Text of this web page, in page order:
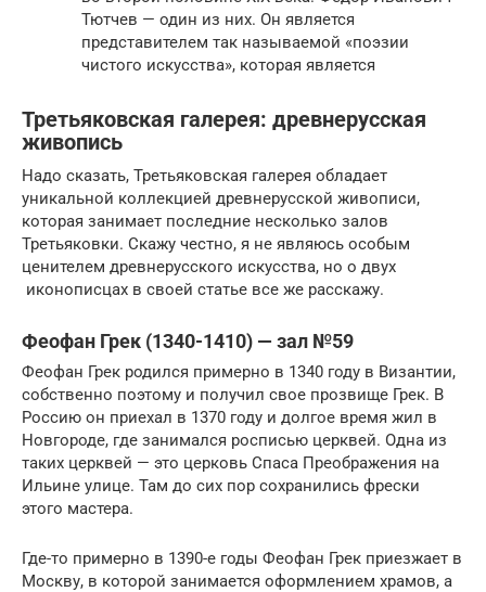
Тютчев — один из них. Он является
представителем так называемой «поэзии
чистого искусства», которая является
Третьяковская галерея: древнерусская
живопись
Надо сказать, Третьяковская галерея обладает
уникальной коллекцией древнерусской живописи,
которая занимает последние несколько залов
Третьяковки. Скажу честно, я не являюсь особым
ценителем древнерусского искусства, но о двух
иконописцах в своей статье все же расскажу.
Феофан Грек (1340-1410) — зал №59
Феофан Грек родился примерно в 1340 году в Византии,
собственно поэтому и получил свое прозвище Грек. В
Россию он приехал в 1370 году и долгое время жил в
Новгороде, где занимался росписью церквей. Одна из
таких церквей — это церковь Спаса Преображения на
Ильине улице. Там до сих пор сохранились фрески
этого мастера.
Где-то примерно в 1390-е годы Феофан Грек приезжает в
Москву, в которой занимается оформлением храмов, а